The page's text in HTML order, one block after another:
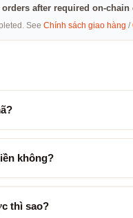
after required on-
See Chính sách giao hàng /
không?
thì sao?